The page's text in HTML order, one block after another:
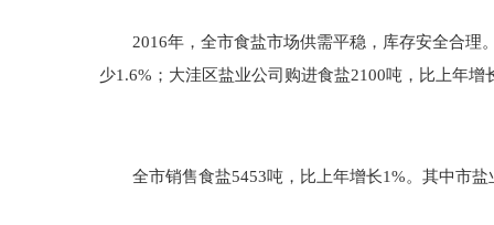
2016年，全市食盐市场供需平稳，库存安全合理。
少1.6%；大洼区盐业公司购进食盐2100吨，比上年增
全市销售食盐5453吨，比上年增长1%。其中市盐